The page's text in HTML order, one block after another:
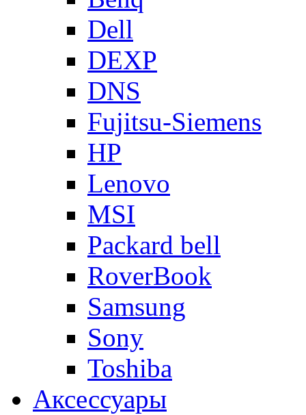
Dell
DEXP
DNS
Fujitsu-Siemens
HP
Lenovo
MSI
Packard bell
RoverBook
Samsung
Sony
Toshiba
Аксессуары